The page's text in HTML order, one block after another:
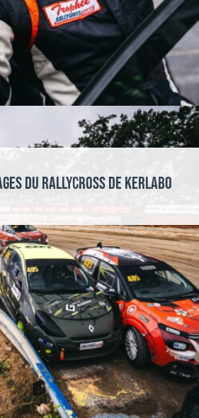
du Rallycross de Kerlabo